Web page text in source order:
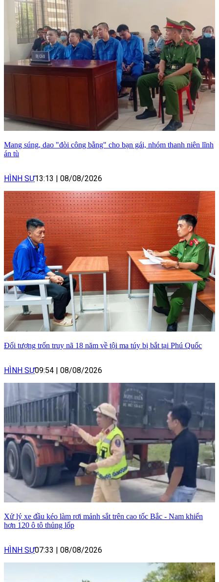
Mang súng, dao "đòi công bằng" cho bạn gái, nhóm thanh niên lĩnh
án tù
HÌNH SỰ13:13 08/08/2026
Đối tượng trốn truy nã 18 năm về tội ma túy bị bắt tại Phú Quốc
HÌNH SỰ09:54 08/08/2026
Xử lý xe đầu kéo làm rơi mảnh sắt trên cao tốc Bắc - Nam khiến
hơn 120 ô tô thủng lốp
HÌNH SỰ07:33 08/08/2026